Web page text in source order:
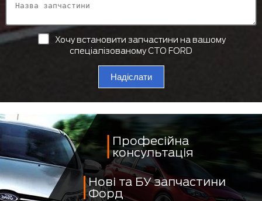
Хочу встановити запчастини на вашому
спеціалізованому СТО FORD
Надіслати
Професійна
консультація
Нові та БУ запчастини
Форд